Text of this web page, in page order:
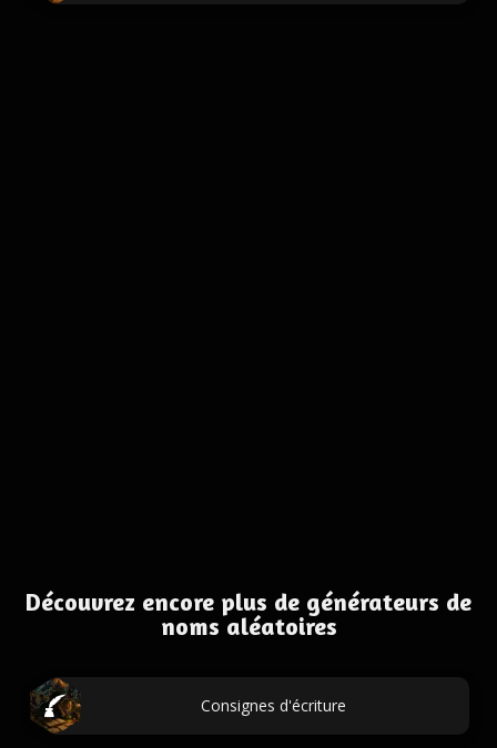
Découvrez encore plus de générateurs de
noms aléatoires
Consignes d'écriture